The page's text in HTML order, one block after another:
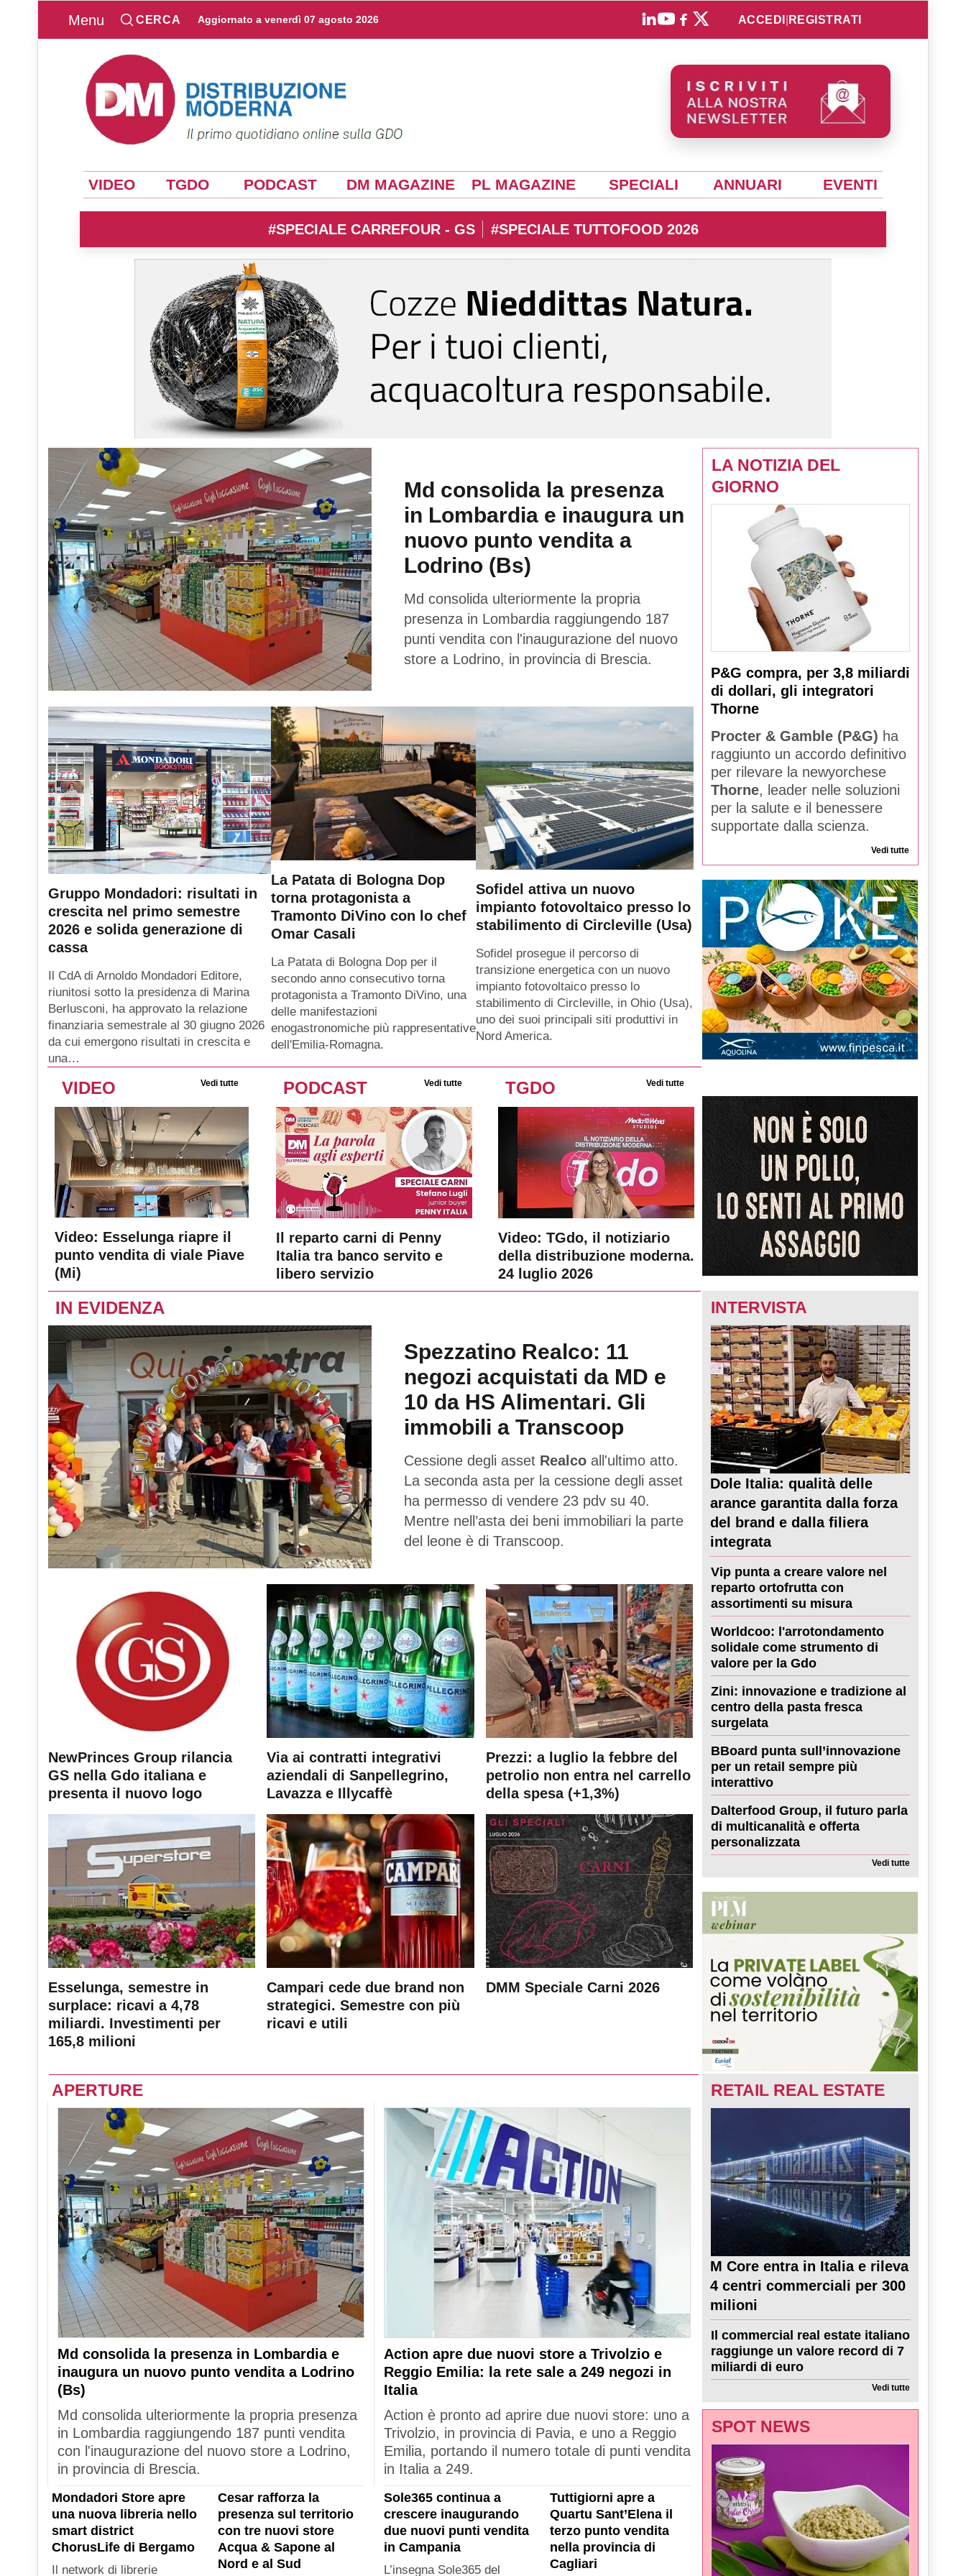
Menu CERCA Aggiornato a venerdì 07 agosto 2026 ACCEDI REGISTRATI
VIDEO TGDO PODCAST DM MAGAZINE PL MAGAZINE SPECIALI ANNUARI EVENTI
#SPECIALE CARREFOUR - GS #SPECIALE TUTTOFOOD 2026
Md consolida la presenza
in Lombardia e inaugura un
nuovo punto vendita a
Lodrino (Bs)
Md consolida ulteriormente la propria
presenza in Lombardia raggiungendo 187
punti vendita con l'inaugurazione del nuovo
store a Lodrino, in provincia di Brescia.
Gruppo Mondadori: risultati in
crescita nel primo semestre
2026 e solida generazione di
cassa
Il CdA di Arnoldo Mondadori Editore,
riunitosi sotto la presidenza di Marina
Berlusconi, ha approvato la relazione
finanziaria semestrale al 30 giugno 2026
da cui emergono risultati in crescita e
una…
La Patata di Bologna Dop
torna protagonista a
Tramonto DiVino con lo chef
Omar Casali
La Patata di Bologna Dop per il
secondo anno consecutivo torna
protagonista a Tramonto DiVino, una
delle manifestazioni
enogastronomiche più rappresentative
dell'Emilia-Romagna.
Sofidel attiva un nuovo
impianto fotovoltaico presso lo
stabilimento di Circleville (Usa)
Sofidel prosegue il percorso di
transizione energetica con un nuovo
impianto fotovoltaico presso lo
stabilimento di Circleville, in Ohio (Usa),
uno dei suoi principali siti produttivi in
Nord America.
LA NOTIZIA DEL
GIORNO
P&G compra, per 3,8 miliardi
di dollari, gli integratori
Thorne
Procter & Gamble (P&G) ha
raggiunto un accordo definitivo
per rilevare la newyorchese
Thorne, leader nelle soluzioni
per la salute e il benessere
supportate dalla scienza.
Vedi tutte
VIDEO Vedi tutte
Video: Esselunga riapre il
punto vendita di viale Piave
(Mi)
PODCAST Vedi tutte
Il reparto carni di Penny
Italia tra banco servito e
libero servizio
TGDO Vedi tutte
Video: TGdo, il notiziario
della distribuzione moderna.
24 luglio 2026
IN EVIDENZA
Spezzatino Realco: 11
negozi acquistati da MD e
10 da HS Alimentari. Gli
immobili a Transcoop
Cessione degli asset Realco all'ultimo atto.
La seconda asta per la cessione degli asset
ha permesso di vendere 23 pdv su 40.
Mentre nell’asta dei beni immobiliari la parte
del leone è di Transcoop.
NewPrinces Group rilancia
GS nella Gdo italiana e
presenta il nuovo logo
Via ai contratti integrativi
aziendali di Sanpellegrino,
Lavazza e Illycaffè
Prezzi: a luglio la febbre del
petrolio non entra nel carrello
della spesa (+1,3%)
Esselunga, semestre in
surplace: ricavi a 4,78
miliardi. Investimenti per
165,8 milioni
Campari cede due brand non
strategici. Semestre con più
ricavi e utili
DMM Speciale Carni 2026
INTERVISTA
Dole Italia: qualità delle
arance garantita dalla forza
del brand e dalla filiera
integrata
Vip punta a creare valore nel
reparto ortofrutta con
assortimenti su misura
Worldcoo: l'arrotondamento
solidale come strumento di
valore per la Gdo
Zini: innovazione e tradizione al
centro della pasta fresca
surgelata
BBoard punta sull’innovazione
per un retail sempre più
interattivo
Dalterfood Group, il futuro parla
di multicanalità e offerta
personalizzata
Vedi tutte
APERTURE
Md consolida la presenza in Lombardia e
inaugura un nuovo punto vendita a Lodrino
(Bs)
Md consolida ulteriormente la propria presenza
in Lombardia raggiungendo 187 punti vendita
con l'inaugurazione del nuovo store a Lodrino,
in provincia di Brescia.
Action apre due nuovi store a Trivolzio e
Reggio Emilia: la rete sale a 249 negozi in
Italia
Action è pronto ad aprire due nuovi store: uno a
Trivolzio, in provincia di Pavia, e uno a Reggio
Emilia, portando il numero totale di punti vendita
in Italia a 249.
Mondadori Store apre
una nuova libreria nello
smart district
ChorusLife di Bergamo
Il network di librerie
Cesar rafforza la
presenza sul territorio
con tre nuovi store
Acqua & Sapone al
Nord e al Sud
Sole365 continua a
crescere inaugurando
due nuovi punti vendita
in Campania
L’insegna Sole365 del
Tuttigiorni apre a
Quartu Sant’Elena il
terzo punto vendita
nella provincia di
Cagliari
RETAIL REAL ESTATE
M Core entra in Italia e rileva
4 centri commerciali per 300
milioni
Il commercial real estate italiano
raggiunge un valore record di 7
miliardi di euro
Vedi tutte
SPOT NEWS